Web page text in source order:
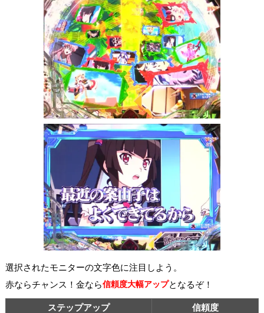
選択されたモニターの文字色に注目しよう。
赤ならチャンス！金なら信頼度大幅アップとなるぞ！
ステップアップ
信頼度